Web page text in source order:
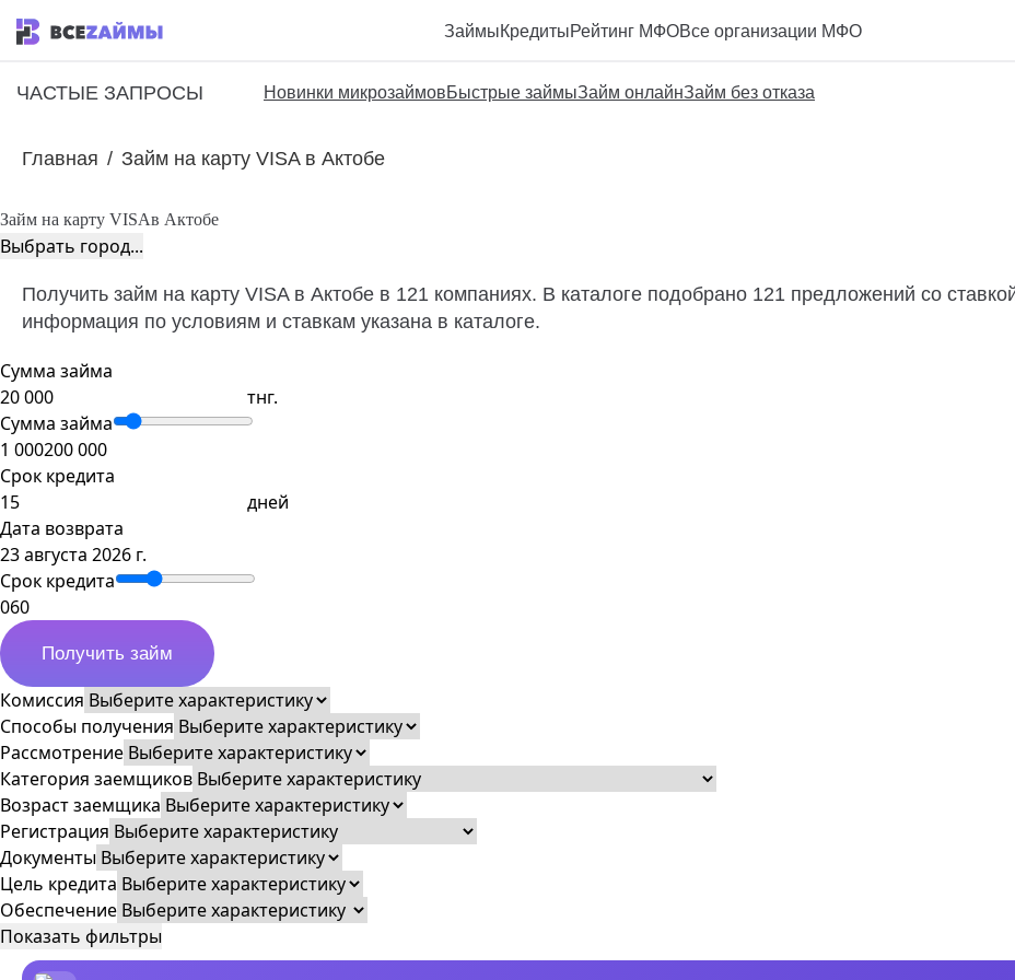
ЗаймыКредитыРейтинг МФОВсе организации МФО
ЧАСТЫЕ ЗАПРОСЫ Новинки микрозаймовБыстрые займыЗайм онлайнЗайм без отказа
Главная / Займ на карту VISA в Актобе
Займ на карту VISAв Актобе
Выбрать город...
Получить займ на карту VISA в Актобе в 121 компаниях. В каталоге подобрано 121 предложений со
информация по условиям и ставкам указана в каталоге.
Сумма займа
тнг.
Сумма займа
1 000200 000
Срок кредита
дней
Дата возврата
23 августа 2026 г.
Срок кредита
060
Получить займ
Комиссия
Способы получения
Рассмотрение
Категория заемщиков
Возраст заемщика
Регистрация
Документы
Цель кредита
Обеспечение
Показать фильтры